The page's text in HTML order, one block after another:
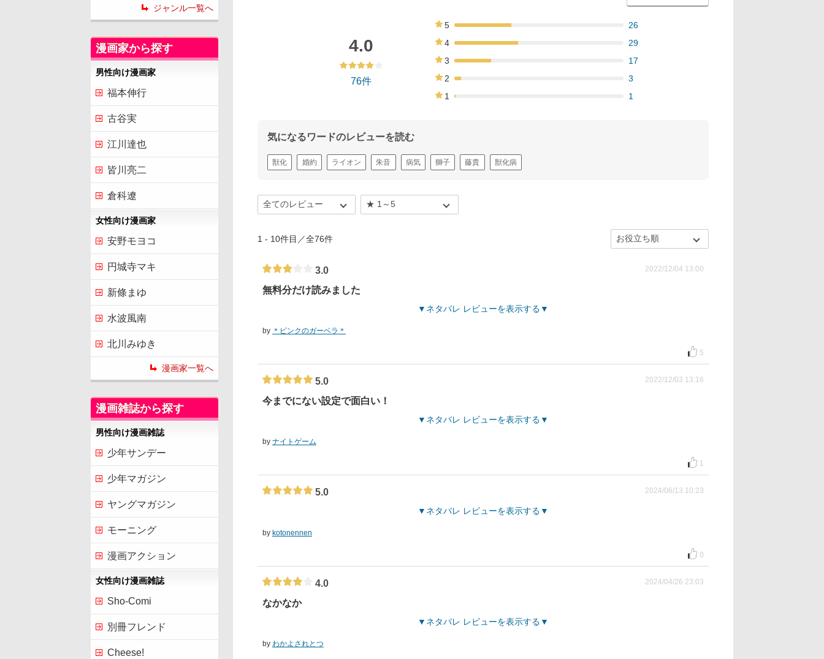
4.0
76件
5
26
4
29
3
17
2
3
1
1
気になるワードのレビューを読む
獣化 婚約 ライオン 朱音 病気 獅子 藤貴 獣化病
1 - 10件目／全76件
3.0 2022/12/04 13:00
無料分だけ読みました
ネタバレ レビューを表示する
by ＊ピンクのガーベラ＊
5
5.0 2022/12/03 13:16
今までにない設定で面白い！
ネタバレ レビューを表示する
by ナイトゲーム
1
5.0 2024/06/13 10:23
ネタバレ レビューを表示する
by kotonennen
0
4.0 2024/04/26 23:03
なかなか
ネタバレ レビューを表示する
by わかよされとつ
ジャンル一覧へ
漫画家から探す
男性向け漫画家
福本伸行
古谷実
江川達也
皆川亮二
倉科遼
女性向け漫画家
安野モヨコ
円城寺マキ
新條まゆ
水波風南
北川みゆき
漫画家一覧へ
漫画雑誌から探す
男性向け漫画雑誌
少年サンデー
少年マガジン
ヤングマガジン
モーニング
漫画アクション
女性向け漫画雑誌
Sho-Comi
別冊フレンド
Cheese!